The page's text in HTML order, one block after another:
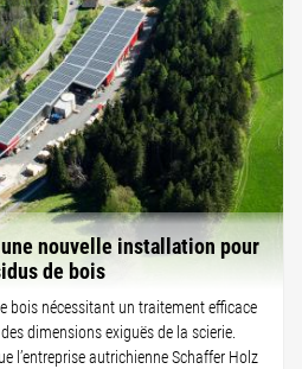
nouvelle installation pour
de bois
bois nécessitant un traitement efficace
dimensions exiguës de la scierie.
l’entreprise autrichienne Schaffer Holz